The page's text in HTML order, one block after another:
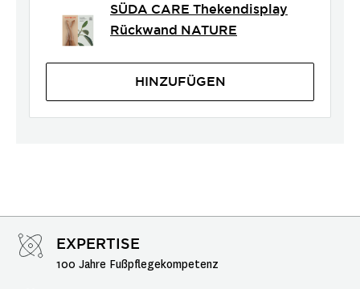
SÜDA CARE Thekendisplay
Rückwand NATURE
HINZUFÜGEN
EXPERTISE
100 Jahre Fußpflegekompetenz